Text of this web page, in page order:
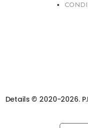
Details © 2020-2026.